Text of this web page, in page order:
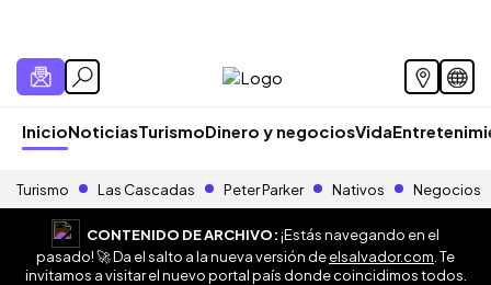
InicioNoticiasTurismoDinero y negociosVida
Turismo Las Cascadas Peter Parker Nativos Negocios
CONTENIDO DE ARCHIVO:¡Estás navegando en el
pasado! 🚀 Da el salto a la nueva versión deelsalvador.com . Te
invitamos a visitar el nuevo portal país donde coincidimos todos.